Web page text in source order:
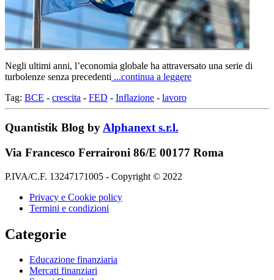
Negli ultimi anni, l’economia globale ha attraversato una serie di
turbolenze senza precedenti ...continua a leggere
Tag: BCE - crescita - FED - Inflazione - lavoro
Quantistik Blog by Alphanext s.r.l.
Via Francesco Ferraironi 86/E 00177 Roma
P.IVA/C.F. 13247171005 - Copyright © 2022
Privacy e Cookie policy
Termini e condizioni
Categorie
Educazione finanziaria
Mercati finanziari